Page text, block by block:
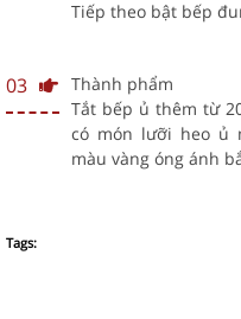
Tiếp theo bật bếp
03
Thành phẩm
Tắt bếp ủ thêm từ
có món lưỡi heo ủ
màu vàng óng ánh
Tags: